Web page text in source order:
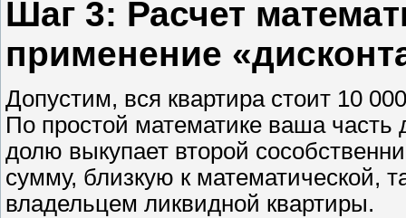
Шаг 3: Расчет
применение
Допустим, вся квартира стоит 10
По простой математике ваша
долю выкупает второй
сумму, близкую к математической,
владельцем ликвидной квартиры.